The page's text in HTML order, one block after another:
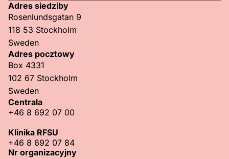
Adres siedziby
Rosenlundsgatan 9
118 53 Stockholm
Sweden
Adres pocztowy
Box 4331
102 67 Stockholm
Sweden
Centrala
+46 8 692 07 00
Klinika RFSU
+46 8 692 07 84
Nr organizacyjny